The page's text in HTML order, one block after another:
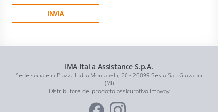
IMA Italia Assistance S.p.A.
Sede sociale in Piazza Indro Montanelli, 20 - 20099 Sesto San Giovanni
(MI)
Distributore del prodotto assicurativo Imaway